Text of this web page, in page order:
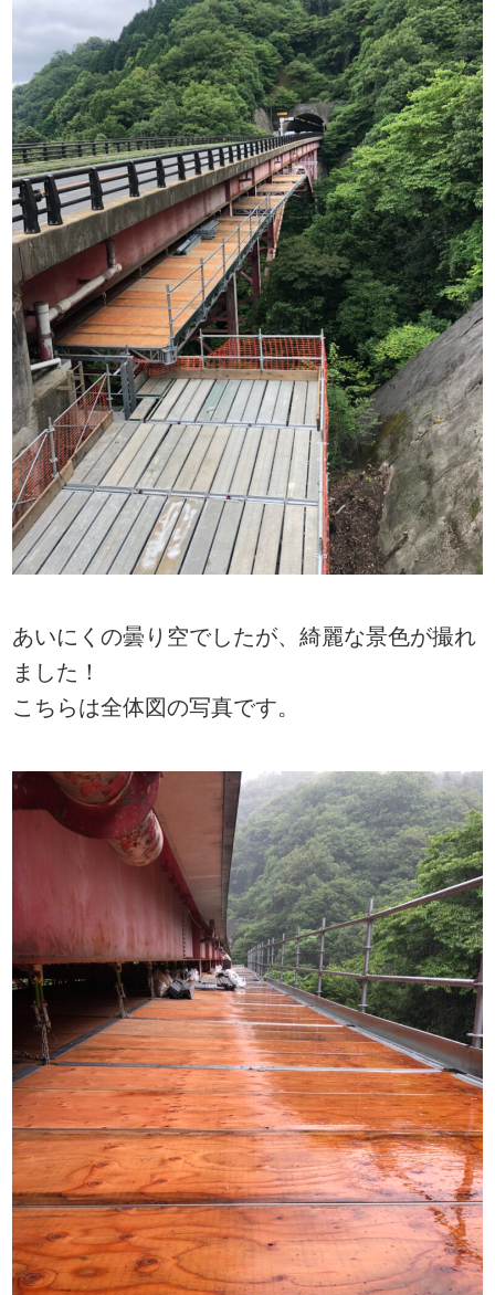
あいにくの曇り空でしたが、綺麗な景色が撮れ
ました！
こちらは全体図の写真です。